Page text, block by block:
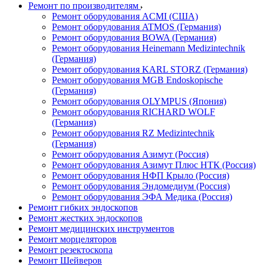
Ремонт по производителям
Ремонт оборудования ACMI (США)
Ремонт оборудования ATMOS (Германия)
Ремонт оборудования BOWA (Германия)
Ремонт оборудования Heinemann Medizintechnik
(Германия)
Ремонт оборудования KARL STORZ (Германия)
Ремонт оборудования MGB Endoskopische
(Германия)
Ремонт оборудования OLYMPUS (Япония)
Ремонт оборудования RICHARD WOLF
(Германия)
Ремонт оборудования RZ Medizintechnik
(Германия)
Ремонт оборудования Азимут (Россия)
Ремонт оборудования Азимут Плюс НТК (Россия)
Ремонт оборудования НФП Крыло (Россия)
Ремонт оборудования Эндомедиум (Россия)
Ремонт оборудования ЭФА Медика (Россия)
Ремонт гибких эндоскопов
Ремонт жестких эндоскопов
Ремонт медицинских инструментов
Ремонт морцеляторов
Ремонт резектоскопа
Ремонт Шейверов